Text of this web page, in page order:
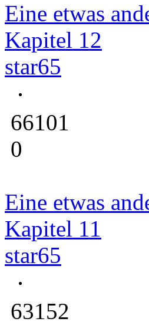
Eine etwas
Kapitel 12
star65
66101
0
Eine etwas
Kapitel 11
star65
63152